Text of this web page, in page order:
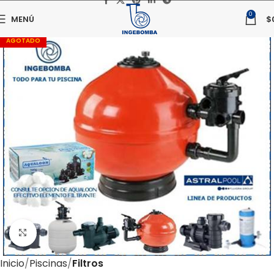
MENÚ 0 $
AGOTADO
Haga clic para ampliar
Inicio Piscinas Filtros